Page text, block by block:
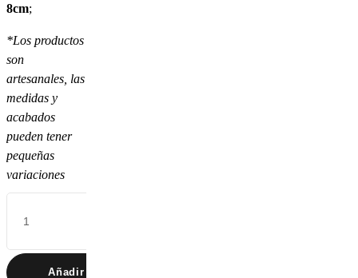
8cm;
*Los productos
son
artesanales, las
medidas y
acabados
pueden tener
pequeñas
variaciones
León
Añadir Al Carrito